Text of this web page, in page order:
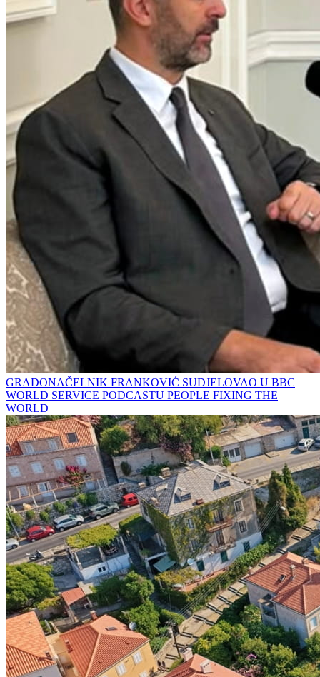
GRADONAČELNIK FRANKOVIĆ SUDJELOVAO U BBC
WORLD SERVICE PODCASTU PEOPLE FIXING THE
WORLD